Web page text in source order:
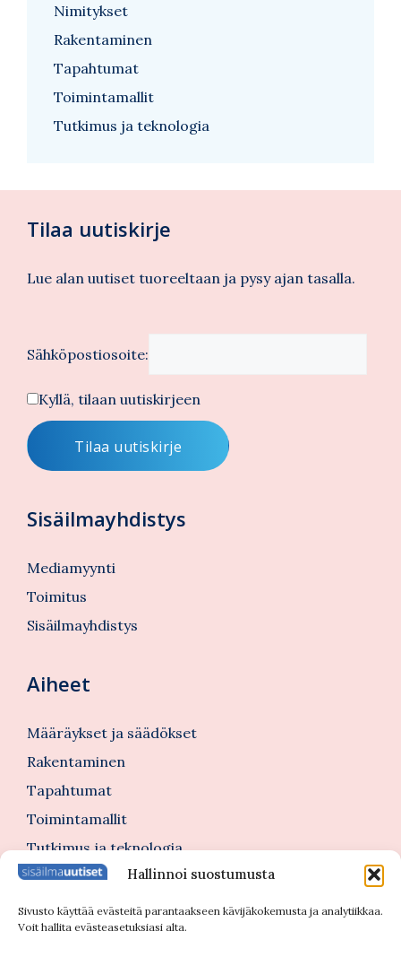
Hallinnoi suostumusta
Sivusto käyttää evästeitä parantaakseen kävijäkokemusta ja analytiikkaa.
Voit hallita evästeasetuksiasi alta.
Nimitykset
Rakentaminen
Tapahtumat
Toimintamallit
Tutkimus ja teknologia
Tilaa uutiskirje
Lue alan uutiset tuoreeltaan ja pysy ajan tasalla.
Sähköpostiosoite:
Kyllä, tilaan uutiskirjeen
Sisäilmayhdistys
Mediamyynti
Toimitus
Sisäilmayhdistys
Aiheet
Määräykset ja säädökset
Rakentaminen
Tapahtumat
Toimintamallit
Tutkimus ja teknologia
Tutustu myös